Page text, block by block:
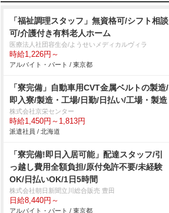
「福祉調理スタッフ」無資格可/シフト相談
可/介護付き有料老人ホーム
医療法人社団容生会/ようせいメディカルヴィラ
時給1,226円～
アルバイト・パート / 東京都
「寮完備」自動車用CVT金属ベルトの製造/
即入寮/製造・工場/日勤/日払い/工場・製造
株式会社京栄センター
時給1,450円～1,813円
派遣社員 / 北海道
「寮完備!即日入居可能」配達スタッフ/引
っ越し費用全額負担/原付免許不要/未経験
OK/日払いOK/1日5時間
株式会社朝日新聞立川総合販売 豊田
日給8,440円～
アルバイト・パート / 東京都